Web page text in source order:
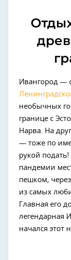
Ивангород —
необычных
границе с
Нарва. На
— тоже по
рукой
пандемии
пешком,
из самых
Главная его
легендарная
начался этот